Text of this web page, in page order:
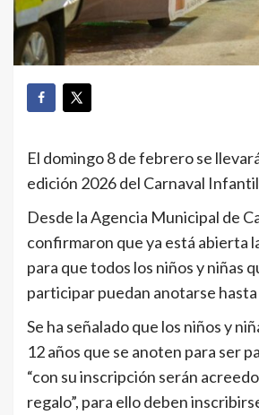
El domingo 8 de febrero se
edición 2026 del Carnaval
Desde la Agencia Municipal de
confirmaron que ya está abierta
para que todos los niños y niñas
participar puedan anotarse
Se ha señalado que los niños y
12 años que se anoten para ser
“con su inscripción serán
regalo”, para ello deben